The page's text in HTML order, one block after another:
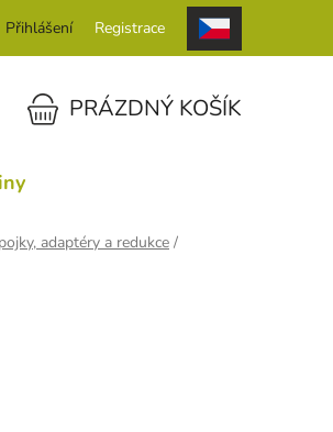
Přihlášení Registrace
NÁKUPNÍ KOŠÍKPRÁZDNÝ KOŠÍK
adaptéry a redukce /